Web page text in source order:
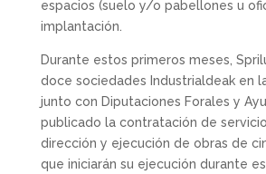
espacios (suelo y/o pabellones u
implantación.
Durante estos primeros meses,
doce sociedades Industrialdeak en
junto con Diputaciones Forales y
publicado la contratación de
dirección y ejecución de obras de
que iniciarán su ejecución durante